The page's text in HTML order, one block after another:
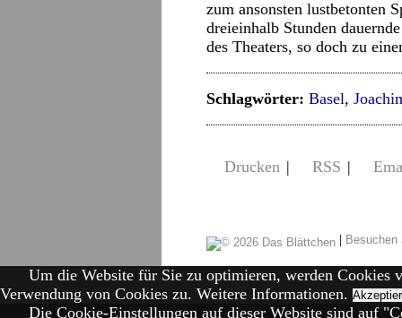
zum ansonsten lustbetonten
dreieinhalb Stunden
des Theaters, so doch zu
Schlagwörter: Basel,
Drucken | RSS |
|
Um die Website für Sie zu optimieren, werden Cookies
Verwendung von Cookies zu. Weitere Informationen.
Die Cookie-Einstellungen auf dieser Website sind auf